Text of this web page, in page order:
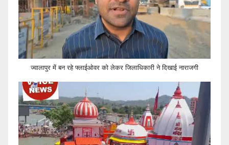
ज्वालापुर में बन रहे फ्लाईओवर को लेकर जिलाधिकारी ने दिखाई नाराजगी